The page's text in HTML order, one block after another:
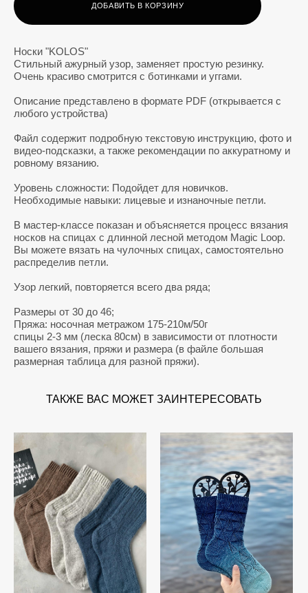
ДОБАВИТЬ В КОРЗИНУ
Носки "KOLOS"
Стильный ажурный узор, заменяет простую резинку.
Очень красиво смотрится с ботинками и уггами.
Описание представлено в формате PDF (открывается с
любого устройства)
Файл содержит подробную текстовую инструкцию, фото и
видео-подсказки, а также рекомендации по аккуратному и
ровному вязанию.
Уровень сложности: Подойдет для новичков.
Необходимые навыки: лицевые и изнаночные петли.
В мастер-классе показан и объясняется процесс вязания
носков на спицах с длинной лесной методом Magic Loop.
Вы можете вязать на чулочных спицах, самостоятельно
распределив петли.
Узор легкий, повторяется всего два ряда;
Размеры от 30 до 46;
Пряжа: носочная метражом 175-210м/50г
спицы 2-3 мм (леска 80см) в зависимости от плотности
вашего вязания, пряжи и размера (в файле большая
размерная таблица для разной пряжи).
ТАКЖЕ ВАС МОЖЕТ ЗАИНТЕРЕСОВАТЬ